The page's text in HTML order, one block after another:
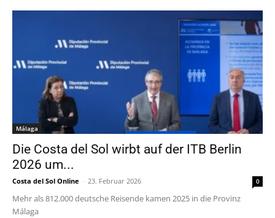
Málaga
Die Costa del Sol wirbt auf der ITB Berlin
2026 um...
Costa del Sol Online - 23. Februar 2026 0
Mehr als 812.000 deutsche Reisende kamen 2025 in die Provinz
Málaga